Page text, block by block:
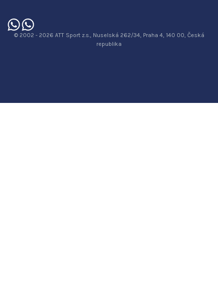
© 2002 - 2026 ATT Sport z.s., Nuselská 262/34, Praha 4, 140 00, Česká
republika